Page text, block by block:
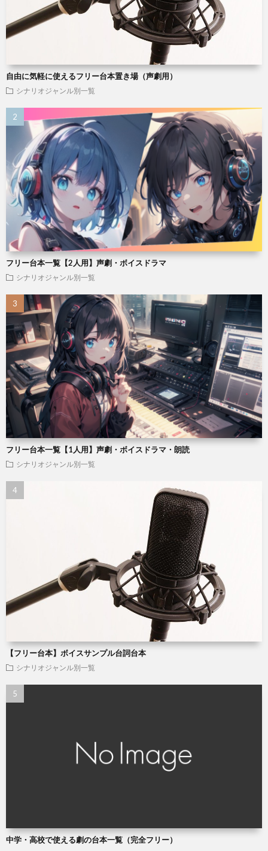
自由に気軽に使えるフリー台本置き場（声劇用）
シナリオジャンル別一覧
フリー台本一覧【2人用】声劇・ボイスドラマ
シナリオジャンル別一覧
フリー台本一覧【1人用】声劇・ボイスドラマ・朗読
シナリオジャンル別一覧
【フリー台本】ボイスサンプル台詞台本
シナリオジャンル別一覧
中学・高校で使える劇の台本一覧（完全フリー）